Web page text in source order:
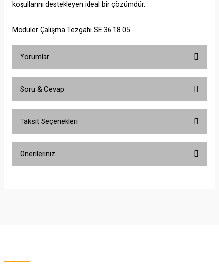
koşullarını destekleyen ideal bir çözümdür.
Modüler Çalışma Tezgahı SE.36.18.05
Yorumlar
Soru & Cevap
Taksit Seçenekleri
Önerileriniz
yetersiz gördüğünüz noktaları öneri formunu kullanarak tarafımıza